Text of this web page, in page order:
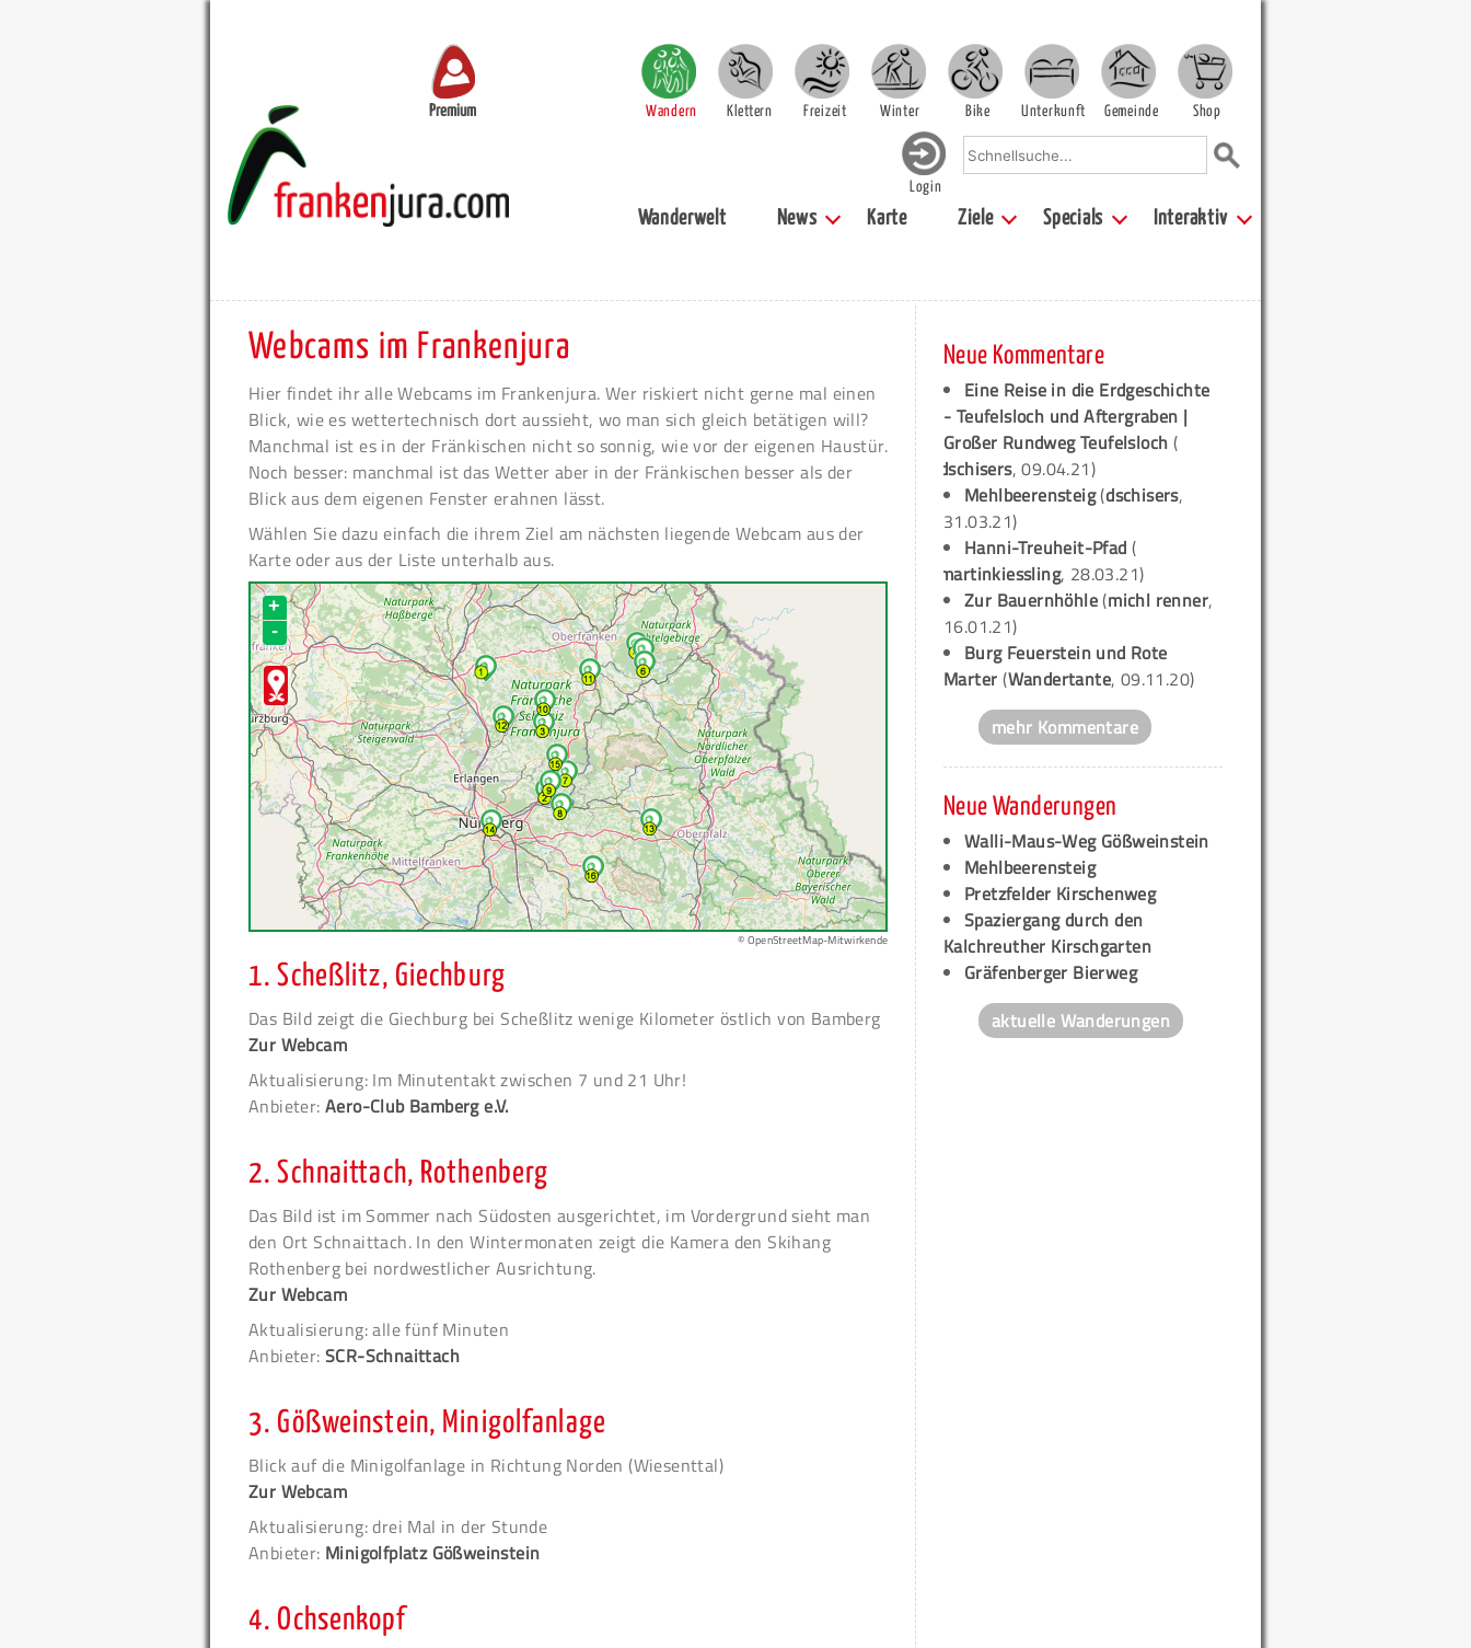
Premium Wandern Klettern Freizeit Winter Bike Unterkunft Gemeinde Shop
Login
Wanderwelt News Karte Ziele Specials Interaktiv
Webcams im Frankenjura
Hier findet ihr alle Webcams im Frankenjura. Wer riskiert nicht gerne mal einen
Blick, wie es wettertechnisch dort aussieht, wo man sich gleich betätigen will?
Manchmal ist es in der Fränkischen nicht so sonnig, wie vor der eigenen Haustür.
Noch besser: manchmal ist das Wetter aber in der Fränkischen besser als der
Blick aus dem eigenen Fenster erahnen lässt.
Wählen Sie dazu einfach die ihrem Ziel am nächsten liegende Webcam aus der
Karte oder aus der Liste unterhalb aus.
+
-
© OpenStreetMap-Mitwirkende
1.Scheßlitz, Giechburg
Das Bild zeigt die Giechburg bei Scheßlitz wenige Kilometer östlich von Bamberg
Zur Webcam
Aktualisierung: Im Minutentakt zwischen 7 und 21 Uhr!
Anbieter: Aero-Club Bamberg e.V.
2.Schnaittach, Rothenberg
Das Bild ist im Sommer nach Südosten ausgerichtet, im Vordergrund sieht man
den Ort Schnaittach. In den Wintermonaten zeigt die Kamera den Skihang
Rothenberg bei nordwestlicher Ausrichtung.
Zur Webcam
Aktualisierung: alle fünf Minuten
Anbieter: SCR-Schnaittach
3. Gößweinstein, Minigolfanlage
Blick auf die Minigolfanlage in Richtung Norden (Wiesenttal)
Zur Webcam
Aktualisierung: drei Mal in der Stunde
Anbieter: Minigolfplatz Gößweinstein
4. Ochsenkopf
Neue Kommentare
Eine Reise in die Erdgeschichte
- Teufelsloch und Aftergraben |
Großer Rundweg Teufelsloch (
dschisers, 09.04.21)
Mehlbeerensteig(dschisers,
31.03.21)
Hanni-Treuheit-Pfad (
martinkiessling, 28.03.21)
Zur Bauernhöhle(michl renner,
16.01.21)
Burg Feuerstein und Rote
Marter (Wandertante, 09.11.20)
mehr Kommentare
Neue Wanderungen
Walli-Maus-Weg Gößweinstein
Mehlbeerensteig
Pretzfelder Kirschenweg
Spaziergang durch den
Kalchreuther Kirschgarten
Gräfenberger Bierweg
aktuelle Wanderungen